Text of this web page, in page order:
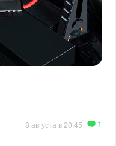
8 августа в 20:45 1